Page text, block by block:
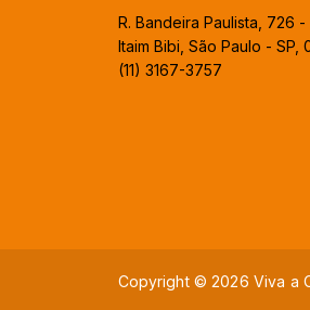
R. Bandeira Paulista, 726 -
Itaim Bibi, São Paulo - SP,
(11) 3167-3757
Copyright © 2026 Viva a